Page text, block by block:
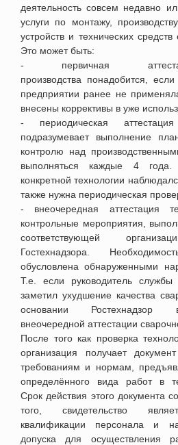
деятельность совсем недавно
услуги по монтажу,
устройств и технических
Это может быть:
- первичная
производства понадобится ,
предприятии ранее не
внесены коррективы в уже
- периодическая
подразумевает выполнение
контролю над
выполняться каждые 4
конкретной технологии
также нужна периодическая
- внеочередная аттестация
контрольные мероприятия,
соответствующей
Гостехнадзора.
обусловлена обнаруженными
Т.е. если руководитель службы
заметил ухудшение качества
основании Ростехнадзор
внеочередной аттестации
После того как проверка
организация получает
требованиям и нормам,
определённого вида работ в
Срок действия этого документа
того, свидетельство
квалификации персонала и
допуска для осуществления